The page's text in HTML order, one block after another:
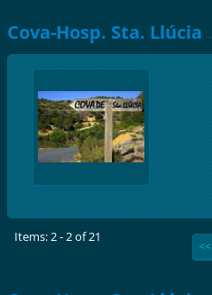
Cova-Hosp. Sta. Llúcia
Items: 2 - 2 of 21
<<